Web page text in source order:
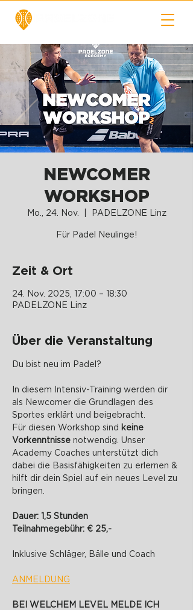
NEWCOMER
WORKSHOP
Mo., 24. Nov. PADELZONE Linz
Für Padel Neulinge!
Zeit & Ort
24. Nov. 2025, 17:00 – 18:30
PADELZONE Linz
Über die Veranstaltung
Du bist neu im Padel?
In diesem Intensiv-Training werden dir
als Newcomer die Grundlagen des
Sportes erklärt und beigebracht.
Für diesen Workshop sind keine
Vorkenntnisse notwendig. Unser
Academy Coaches unterstützt dich
dabei die Basisfähigkeiten zu erlernen &
hilft dir dein Spiel auf ein neues Level zu
bringen.
Dauer: 1,5 Stunden
Teilnahmegebühr: € 25,-
Inklusive Schläger, Bälle und Coach
ANMELDUNG
BEI WELCHEM LEVEL MELDE ICH